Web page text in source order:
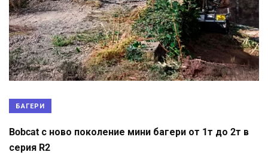
БАГЕРИ
Bobcat с ново поколение мини багери от 1т до 2т в
серия R2